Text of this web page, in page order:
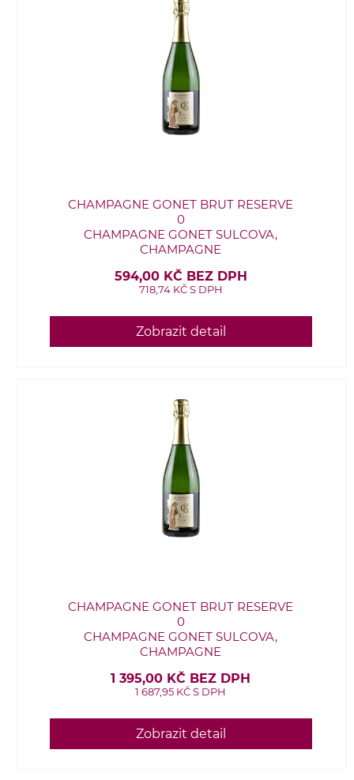
CHAMPAGNE GONET BRUT RESERVE
0
CHAMPAGNE GONET SULCOVA,
CHAMPAGNE
594,00 KČ BEZ DPH
718,74 KČ S DPH
Zobrazit detail
CHAMPAGNE GONET BRUT RESERVE
0
CHAMPAGNE GONET SULCOVA,
CHAMPAGNE
1 395,00 KČ BEZ DPH
1 687,95 KČ S DPH
Zobrazit detail